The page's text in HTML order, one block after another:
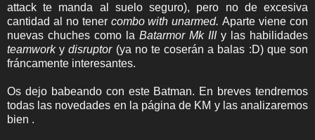
attack te manda al suelo seguro), pero no de excesiva
cantidad al no tener combo with unarmed.Aparte viene con
nuevas chuches como la Batarmor Mk IIIy las habilidades
teamworkydisruptor (ya no te coserán a balas :D) que son
fráncamente interesantes.
Os dejo babeando con este Batman. En breves tendremos
todas las novedades en la página de KM y las analizaremos
bien .